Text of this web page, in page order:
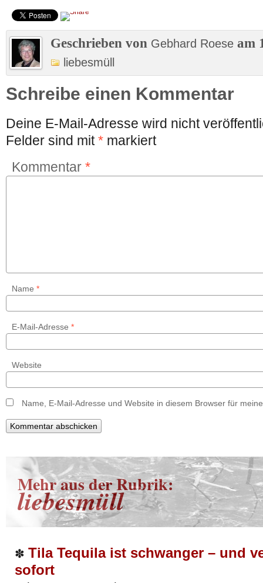
Geschrieben von Gebhard Roese am
liebesmüll
Schreibe einen Kommentar
Deine E-Mail-Adresse wird nicht
Felder sind mit* markiert
Kommentar *
Name *
E-Mail-Adresse *
Website
Name, E-Mail-Adresse und Website in diesem Browser für
Mehr aus der Rubrik:
liebesmüll
✽ Tila Tequila ist schwanger – und
sofort